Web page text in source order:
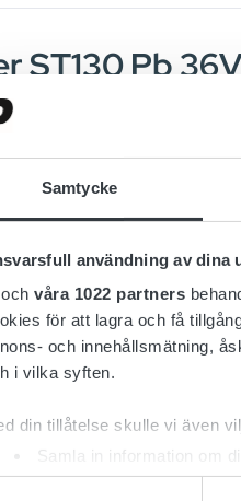
Samtycke
användning av dina
våra 1022 partners
för att lagra och få
och innehållsmätning,
i vilka syften.
din tillåtelse skulle vi även
Samla in information om
Identifiera din enhet
ST130 Pb
ST130 Pb
ST130 Li
ST130 Li 48V/